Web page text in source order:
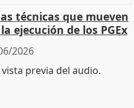
técnicas que mueven
ejecución de los PGEx
2026